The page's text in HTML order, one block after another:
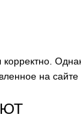
на сайте